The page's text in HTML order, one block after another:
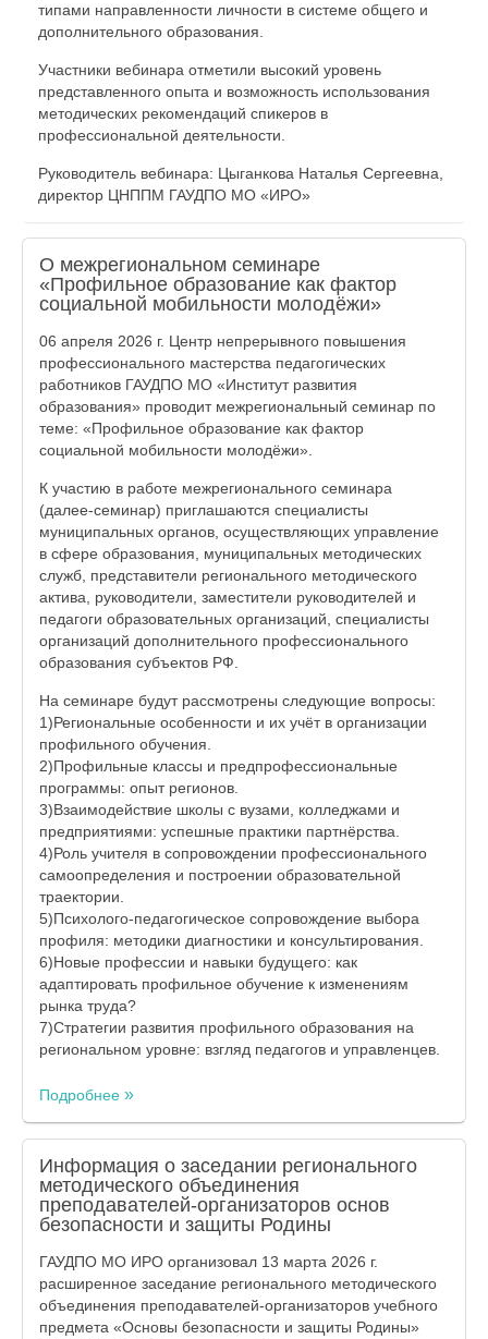
типами направленности личности в системе общего и
дополнительного образования.
Участники вебинара отметили высокий уровень
представленного опыта и возможность использования
методических рекомендаций спикеров в
профессиональной деятельности.
Руководитель вебинара: Цыганкова Наталья Сергеевна,
директор ЦНППМ ГАУДПО МО «ИРО»
О межрегиональном семинаре
«Профильное образование как фактор
социальной мобильности молодёжи»
06 апреля 2026 г. Центр непрерывного повышения
профессионального мастерства педагогических
работников ГАУДПО МО «Институт развития
образования» проводит межрегиональный семинар по
теме: «Профильное образование как фактор
социальной мобильности молодёжи».
К участию в работе межрегионального семинара
(далее-семинар) приглашаются специалисты
муниципальных органов, осуществляющих управление
в сфере образования, муниципальных методических
служб, представители регионального методического
актива, руководители, заместители руководителей и
педагоги образовательных организаций, специалисты
организаций дополнительного профессионального
образования субъектов РФ.
На семинаре будут рассмотрены следующие вопросы:
1)Региональные особенности и их учёт в организации
профильного обучения.
2)Профильные классы и предпрофессиональные
программы: опыт регионов.
3)Взаимодействие школы с вузами, колледжами и
предприятиями: успешные практики партнёрства.
4)Роль учителя в сопровождении профессионального
самоопределения и построении образовательной
траектории.
5)Психолого‑педагогическое сопровождение выбора
профиля: методики диагностики и консультирования.
6)Новые профессии и навыки будущего: как
адаптировать профильное обучение к изменениям
рынка труда?
7)Стратегии развития профильного образования на
региональном уровне: взгляд педагогов и управленцев.
Подробнее
Информация о заседании регионального
методического объединения
преподавателей-организаторов основ
безопасности и защиты Родины
ГАУДПО МО ИРО организовал 13 марта 2026 г.
расширенное заседание регионального методического
объединения преподавателей-организаторов учебного
предмета «Основы безопасности и защиты Родины»